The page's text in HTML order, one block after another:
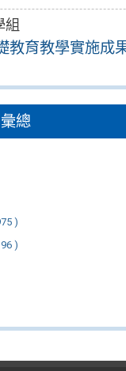
組
教育教學實施成
總
)
)